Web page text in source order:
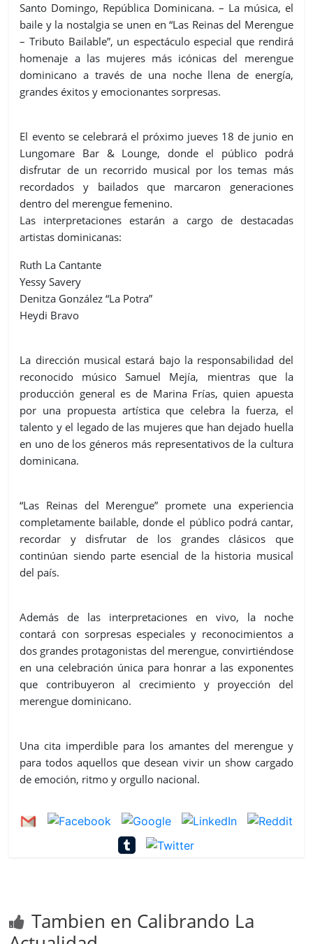
Santo Domingo, República Dominicana. – La música, el
baile y la nostalgia se unen en “Las Reinas del Merengue
– Tributo Bailable”, un espectáculo especial que rendirá
homenaje a las mujeres más icónicas del merengue
dominicano a través de una noche llena de energía,
grandes éxitos y emocionantes sorpresas.
El evento se celebrará el próximo jueves 18 de junio en
Lungomare Bar & Lounge, donde el público podrá
disfrutar de un recorrido musical por los temas más
recordados y bailados que marcaron generaciones
dentro del merengue femenino.
Las interpretaciones estarán a cargo de destacadas
artistas dominicanas:
Ruth La Cantante
Yessy Savery
Denitza González “La Potra”
Heydi Bravo
La dirección musical estará bajo la responsabilidad del
reconocido músico Samuel Mejía, mientras que la
producción general es de Marina Frías, quien apuesta
por una propuesta artística que celebra la fuerza, el
talento y el legado de las mujeres que han dejado huella
en uno de los géneros más representativos de la cultura
dominicana.
“Las Reinas del Merengue” promete una experiencia
completamente bailable, donde el público podrá cantar,
recordar y disfrutar de los grandes clásicos que
continúan siendo parte esencial de la historia musical
del país.
Además de las interpretaciones en vivo, la noche
contará con sorpresas especiales y reconocimientos a
dos grandes protagonistas del merengue, convirtiéndose
en una celebración única para honrar a las exponentes
que contribuyeron al crecimiento y proyección del
merengue dominicano.
Una cita imperdible para los amantes del merengue y
para todos aquellos que desean vivir un show cargado
de emoción, ritmo y orgullo nacional.
Tambien en Calibrando La